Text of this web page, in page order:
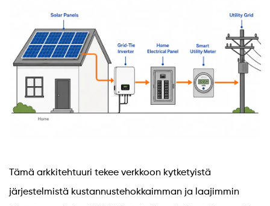
Tämä arkkitehtuuri tekee verkkoon kytketyistä
järjestelmistä kustannustehokkaimman ja laajimmin